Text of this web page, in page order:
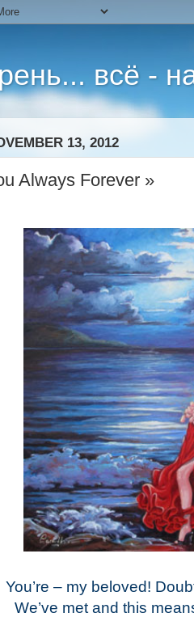
всё -
13, 2012
Always Forever »
You’re – my beloved!
We’ve met and this